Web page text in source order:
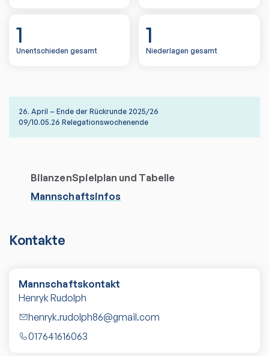
1
Unentschieden gesamt
1
Niederlagen gesamt
26. April – Ende der Rückrunde 2025/26
09/10.05.26 Relegationswochenende
BilanzenSpielplan und Tabelle
Mannschaftsinfos
Kontakte
Mannschaftskontakt
Henryk Rudolph
henryk.rudolph86@gmail.com
017641616063